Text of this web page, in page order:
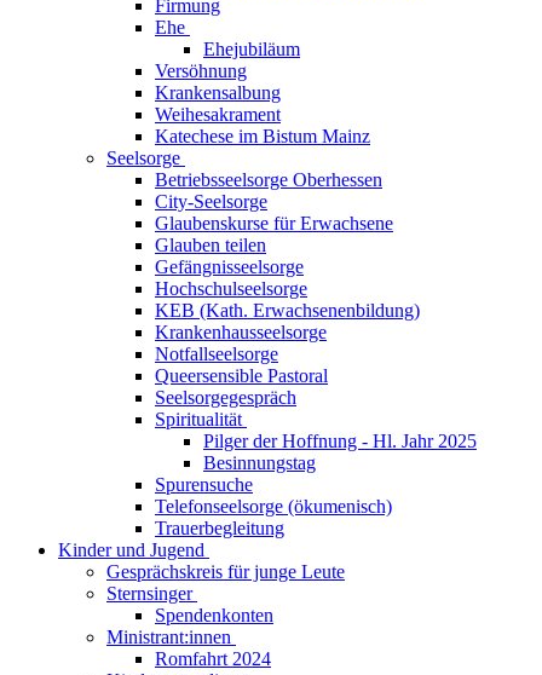
Firmung
Ehe
Ehejubiläum
Versöhnung
Krankensalbung
Weihesakrament
Katechese im Bistum Mainz
Seelsorge
Betriebsseelsorge Oberhessen
City-Seelsorge
Glaubenskurse für Erwachsene
Glauben teilen
Gefängnisseelsorge
Hochschulseelsorge
KEB (Kath. Erwachsenenbildung)
Krankenhausseelsorge
Notfallseelsorge
Queersensible Pastoral
Seelsorgegespräch
Spiritualität
Pilger der Hoffnung - Hl. Jahr 2025
Besinnungstag
Spurensuche
Telefonseelsorge (ökumenisch)
Trauerbegleitung
Kinder und Jugend
Gesprächskreis für junge Leute
Sternsinger
Spendenkonten
Ministrant:innen
Romfahrt 2024